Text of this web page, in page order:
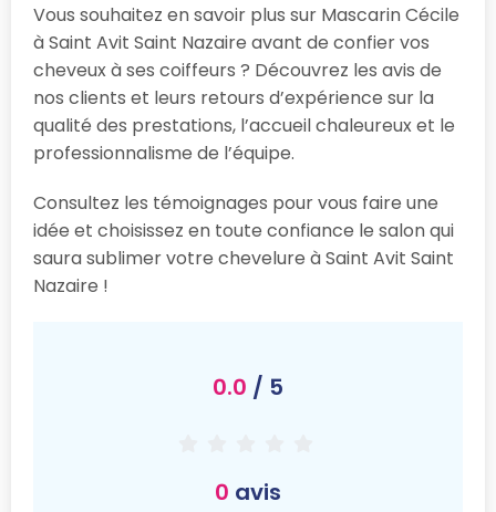
Vous souhaitez en savoir plus sur Mascarin Cécile
à Saint Avit Saint Nazaire avant de confier vos
cheveux à ses coiffeurs ? Découvrez les avis de
nos clients et leurs retours d’expérience sur la
qualité des prestations, l’accueil chaleureux et le
professionnalisme de l’équipe.
Consultez les témoignages pour vous faire une
idée et choisissez en toute confiance le salon qui
saura sublimer votre chevelure à Saint Avit Saint
Nazaire !
0.0 / 5
0 avis